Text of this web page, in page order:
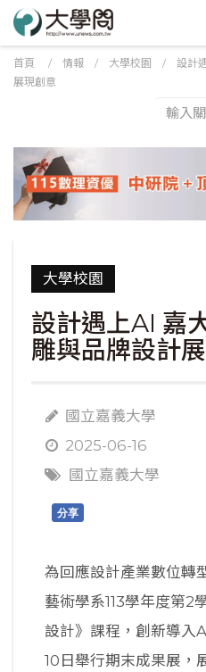
首頁 / 情報 / 大學校園 / 設計
展現創意
大學校園
設計遇上AI 嘉
雕與品牌設計
國立嘉義大學
2025-06-16
國立嘉義大學
分享
為回應設計產業數位轉
藝術學系113學年度第2
設計》課程，創新導入
10日舉行期末成果展，